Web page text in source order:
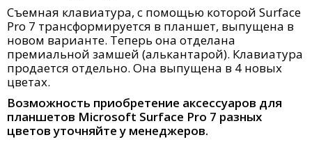
Съемная клавиатура, с помощью которой Surface
Pro 7 трансформируется в планшет, выпущена в
новом варианте. Теперь она отделана
премиальной замшей (алькантарой). Клавиатура
продается отдельно. Она выпущена в 4 новых
цветах.
Возможность приобретение аксессуаров для
планшетов Microsoft Surface Pro 7 разных
цветов уточняйте у менеджеров.